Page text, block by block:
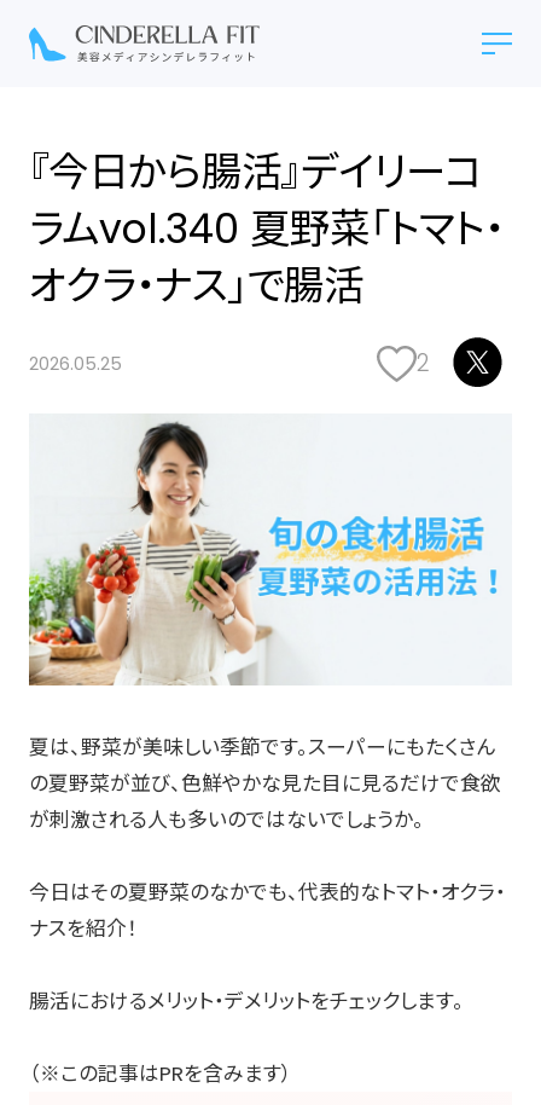
『今日から腸活』デイリーコ
ラムvol.340 夏野菜「トマト・
オクラ・ナス」で腸活
2026.05.25 2
夏は、野菜が美味しい季節です。スーパーにもたくさん
の夏野菜が並び、色鮮やかな見た目に見るだけで食欲
が刺激される人も多いのではないでしょうか。
今日はその夏野菜のなかでも、代表的なトマト・オクラ・
ナスを紹介！
腸活におけるメリット・デメリットをチェックします。
（※この記事はPRを含みます）